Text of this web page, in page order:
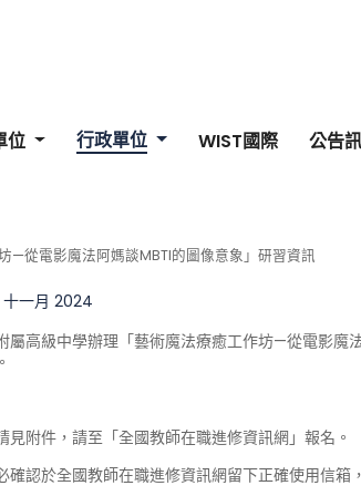
位 行政單位 WIST國際 公告
—從電影魔法阿媽談MBTI的圖像意象」研習資訊
一月 2024
屬高級中學辦理「藝術魔法療癒工作坊—從電影魔
見附件，請至「全國教師在職進修資訊網」報名。
確認於全國教師在職進修資訊網留下正確使用信箱